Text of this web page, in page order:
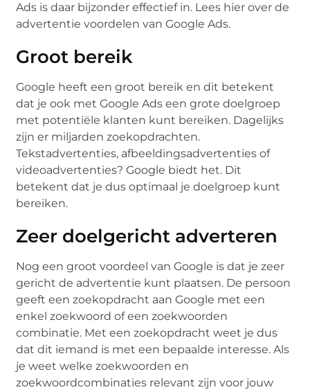
Ads is daar bijzonder effectief in. Lees hier over de
advertentie voordelen van Google Ads.
Groot bereik
Google heeft een groot bereik en dit betekent
dat je ook met Google Ads een grote doelgroep
met potentiële klanten kunt bereiken. Dagelijks
zijn er miljarden zoekopdrachten.
Tekstadvertenties, afbeeldingsadvertenties of
videoadvertenties? Google biedt het. Dit
betekent dat je dus optimaal je doelgroep kunt
bereiken.
Zeer doelgericht adverteren
Nog een groot voordeel van Google is dat je zeer
gericht de advertentie kunt plaatsen. De persoon
geeft een zoekopdracht aan Google met een
enkel zoekwoord of een zoekwoorden
combinatie. Met een zoekopdracht weet je dus
dat dit iemand is met een bepaalde interesse. Als
je weet welke zoekwoorden en
zoekwoordcombinaties relevant zijn voor jouw